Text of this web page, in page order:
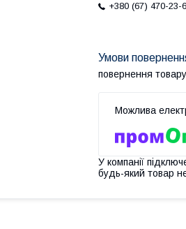
+380 (67) 470-23-
повернення
У компанії
будь-який товар